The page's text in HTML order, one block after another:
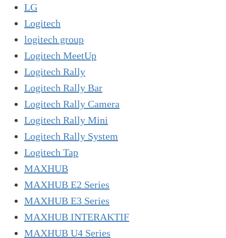
LG
Logitech
logitech group
Logitech MeetUp
Logitech Rally
Logitech Rally Bar
Logitech Rally Camera
Logitech Rally Mini
Logitech Rally System
Logitech Tap
MAXHUB
MAXHUB E2 Series
MAXHUB E3 Series
MAXHUB INTERAKTIF
MAXHUB U4 Series